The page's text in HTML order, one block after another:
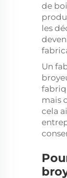
de
les
Un
mais
cela